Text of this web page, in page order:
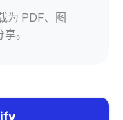
为 PDF、图
。